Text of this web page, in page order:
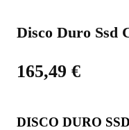
Disco Duro Ssd
165,49 €
DISCO DURO